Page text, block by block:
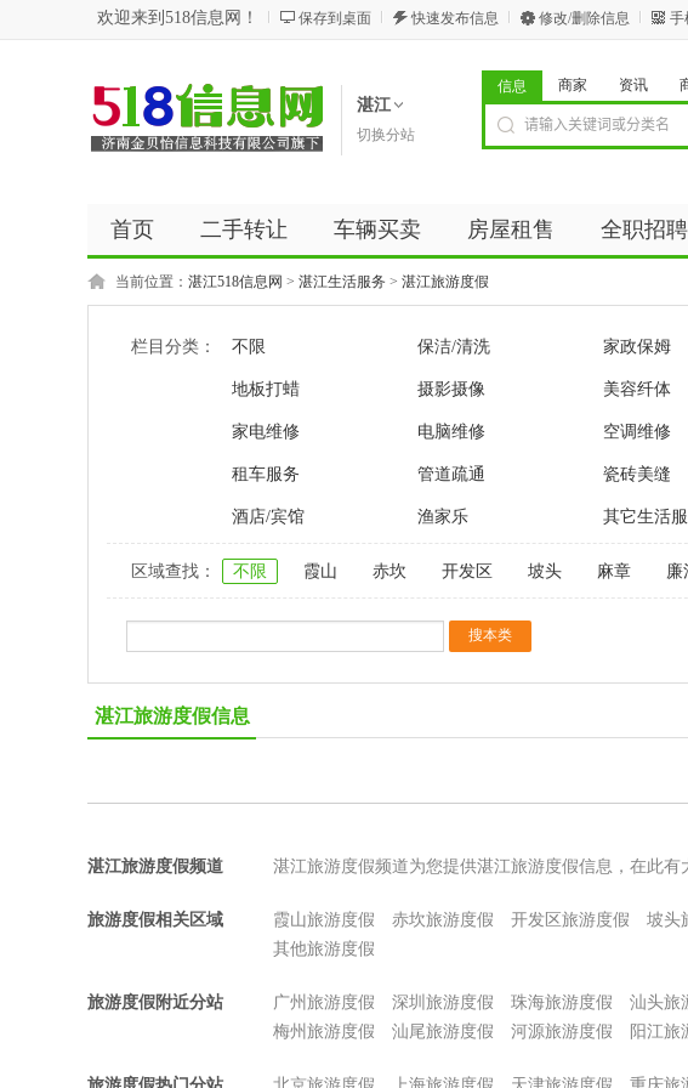
欢迎来到518信息网！ 保存到桌面 快速发布信息 修改/删除信息 手
湛江
切换分站
信息 商家 资讯
首页 二手转让 车辆买卖 房屋租售 全职招聘
商务服务 五金建材 优惠券
当前位置： 湛江518信息网 > 湛江生活服务 > 湛江旅游度假
栏目分类： 不限 保洁/清洗 家政保姆
地板打蜡 摄影摄像 美容纤体
家电维修 电脑维修 空调维修
租车服务 管道疏通 瓷砖美缝
酒店/宾馆 渔家乐 其它生活
区域查找： 不限 霞山 赤坎 开发区 坡头 麻章 廉
湛江旅游度假信息
湛江旅游度假频道 湛江旅游度假频道为您提供湛江旅游度假信息，在此
旅游度假相关区域 霞山旅游度假 赤坎旅游度假 开发区旅游度假 坡头
其他旅游度假
旅游度假附近分站 广州旅游度假 深圳旅游度假 珠海旅游度假 汕头旅
梅州旅游度假
汕尾旅游度假 河源旅游度假 阳江旅